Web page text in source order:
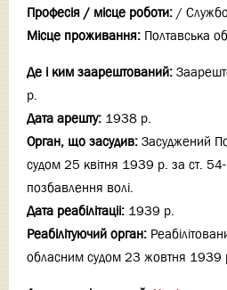
Професія / місце роботи: /
Місце проживання: Полтавська
Де і ким заарештований:
р.
Дата арешту: 1938 р.
Орган, що засудив: Засуджений
судом 25 квітня 1939 р. за ст.
позбавлення волі.
Дата реабілітаціi: 1939 р.
Реабілітуючий орган:
обласним судом 23 жовтня 1939